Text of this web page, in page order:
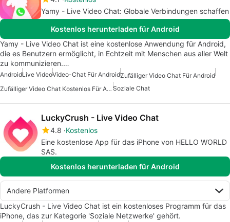
Yamy - Live Video Chat: Globale Verbindungen schaffen
Kostenlos herunterladen für Android
Yamy - Live Video Chat ist eine kostenlose Anwendung für Android,
die es Benutzern ermöglicht, in Echtzeit mit Menschen aus aller Welt
zu kommunizieren.…
AndroidLive VideoVideo-Chat Für AndroidZufälliger Video Chat Für Android
Zufälliger Video Chat Kostenlos Für Android Soziale Chat
LuckyCrush - Live Video Chat
4.8 Kostenlos
Eine kostenlose App für das iPhone von HELLO WORLD
SAS.
Kostenlos herunterladen für Android
Andere Platformen
LuckyCrush - Live Video Chat ist ein kostenloses Programm für das
iPhone, das zur Kategorie 'Soziale Netzwerke' gehört.